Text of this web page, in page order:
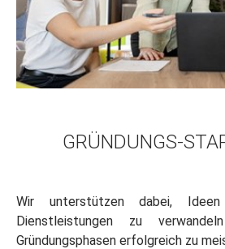
GRÜNDUNGS-
Wir unterstützen dabei,
Dienstleistungen zu
Gründungsphasen erfolgreich zu